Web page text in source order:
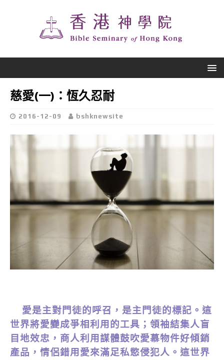
慈愛(一)：恆久忍耐
2016-12-09 bshknewsite
愛是主對門徒的呼召，是主門徒的標記。這
世界將愛變成爭相利用的工具；領袖結集人盲
目地效忠，商人利用謀體鼓吹愛慕物件好傾銷
產品，情侶錯用愛來滿足私慾侵犯人。這世界